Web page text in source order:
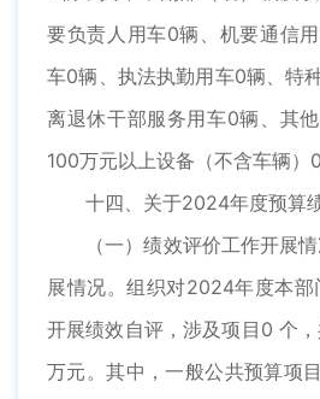
要负责人用车0辆、机要通信
车0辆、执法执勤用车0辆、特
离退休干部服务用车0辆、其
100万元以上设备（不含车辆）0
十四、关于2024年度预算
（一）绩效评价工作开展情
展情况。组织对2024年度本部
开展绩效自评，涉及项目0 个
万元。其中，一般公共预算项